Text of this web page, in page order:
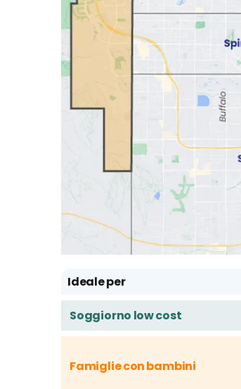
Ideale per
Soggiorno low cost
Famiglie con bambini